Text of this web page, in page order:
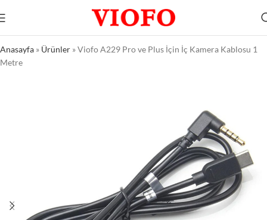
Anasayfa » Ürünler »Viofo A229 Pro ve Plus İçin İç Kamera Kablosu 1
Metre